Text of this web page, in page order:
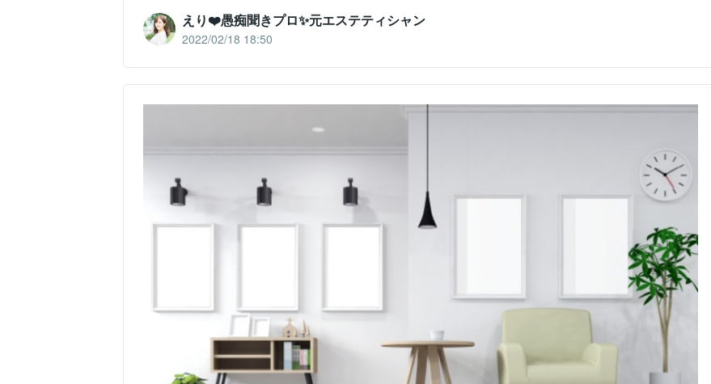
えり❤️愚痴聞きプロ✨元エステティシャン
2022/02/18 18:50